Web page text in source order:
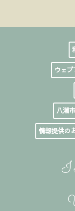
ウェ
八潮
情報提供の